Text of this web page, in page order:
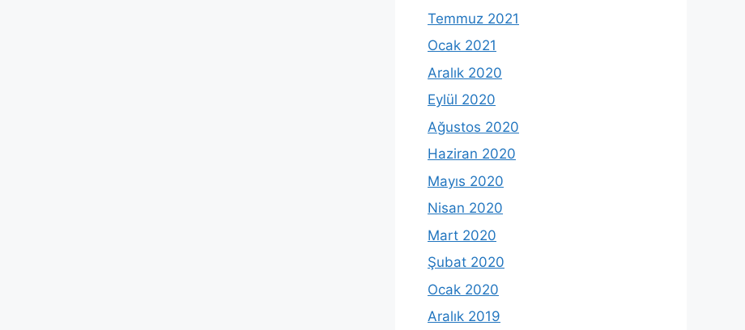
Temmuz 2021
Ocak 2021
Aralık 2020
Eylül 2020
Ağustos 2020
Haziran 2020
Mayıs 2020
Nisan 2020
Mart 2020
Şubat 2020
Ocak 2020
Aralık 2019